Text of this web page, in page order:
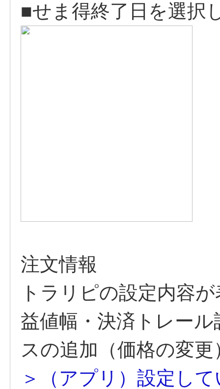
■せま得終了日を選択
注文情報
トラリピの設定内容
益値幅・決済トレー
スの追加（価格の変
＞（アプリ）設定し